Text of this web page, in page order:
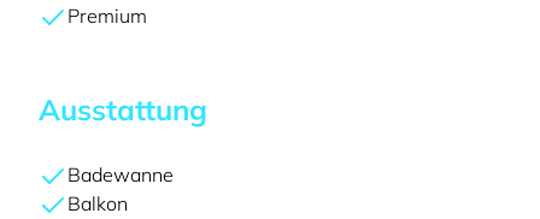
Premium
Ausstattung
Badewanne
Balkon